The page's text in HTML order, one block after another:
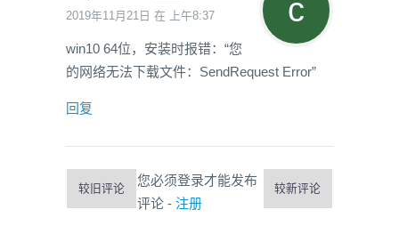
2019年11月21日 在 上午8:37
win10 64位，安装时报错：“您
的网络无法下载文件：SendRequest Error”
回复
较旧评论 较新评论
您必须登录才能发布
评论 - 注册